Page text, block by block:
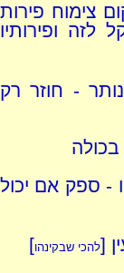
צימוח פירות
לזה ופירותיו
- חוזר רק
- ספק אם יכול
[להכי שבקינהו]